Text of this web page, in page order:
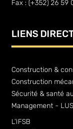
Fax : (+352) 26 59
LIENS
Construction &
Construction
Sécurité & santé
Management -
L’IFSB